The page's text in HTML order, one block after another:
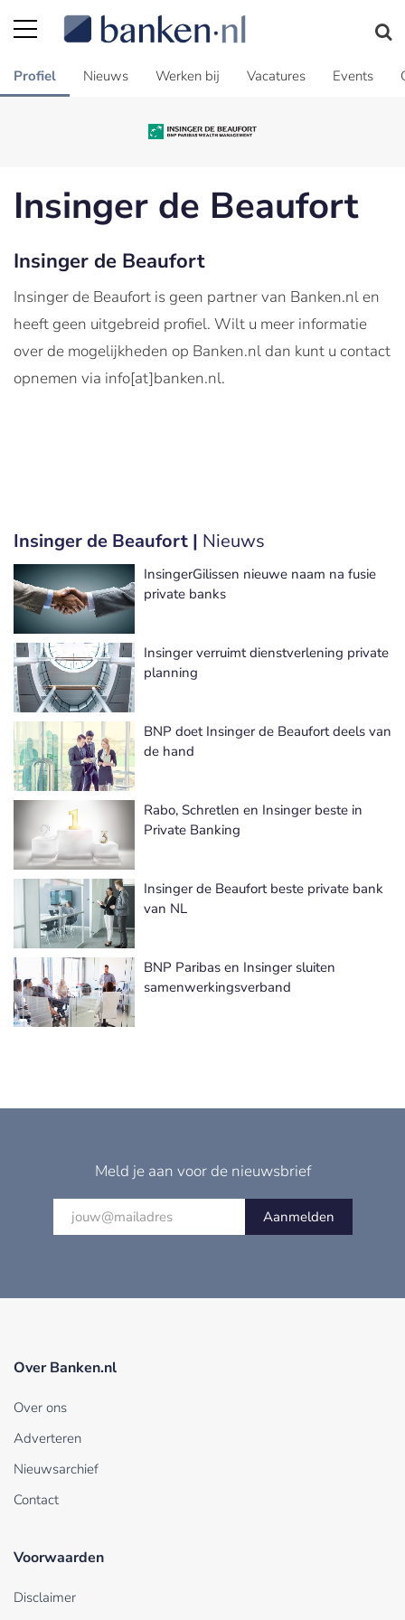
Profiel Nieuws Werken bij Vacatures Events
Insinger de Beaufort
Insinger de Beaufort
Insinger de Beaufort is geen partner van Banken.nl en
heeft geen uitgebreid profiel. Wilt u meer informatie
over de mogelijkheden op Banken.nl dan kunt u contact
opnemen via info[at]banken.nl.
Insinger de Beaufort | Nieuws
InsingerGilissen nieuwe naam na fusie
private banks
Insinger verruimt dienstverlening private
planning
BNP doet Insinger de Beaufort deels van
de hand
Rabo, Schretlen en Insinger beste in
Private Banking
Insinger de Beaufort beste private bank
van NL
BNP Paribas en Insinger sluiten
samenwerkingsverband
Meld je aan voor de nieuwsbrief
Aanmelden
Over Banken.nl
Over ons
Adverteren
Nieuwsarchief
Contact
Voorwaarden
Disclaimer